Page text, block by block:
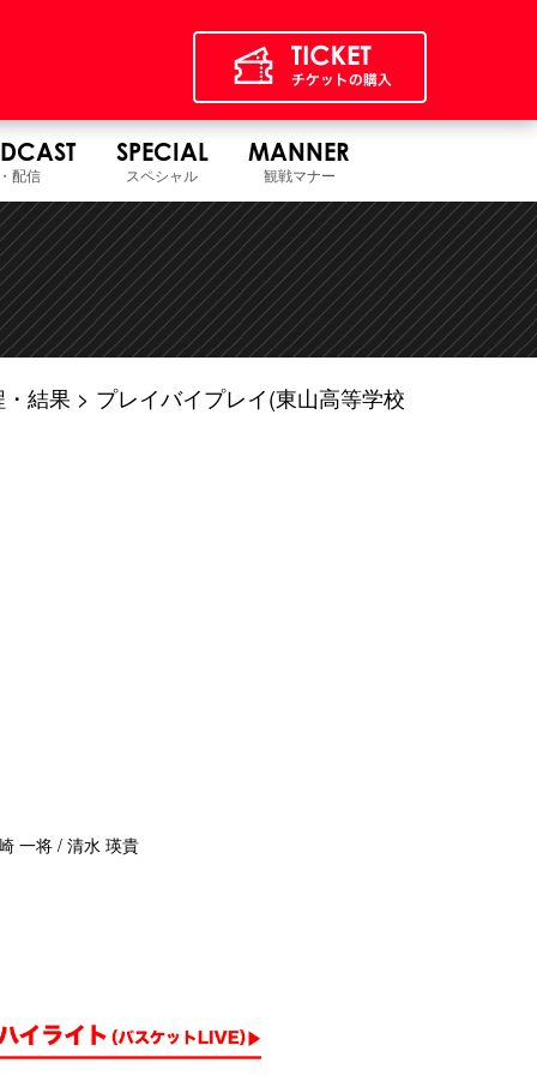
配信
SPECIAL
スペシャル
MANNER
観戦マナー
・結果
プレイバイプレイ(東山高等学校
一将 / 清水 瑛貴